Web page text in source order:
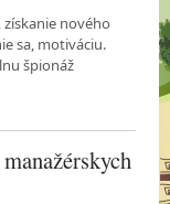
získanie nového
sa, motiváciu.
špionáž